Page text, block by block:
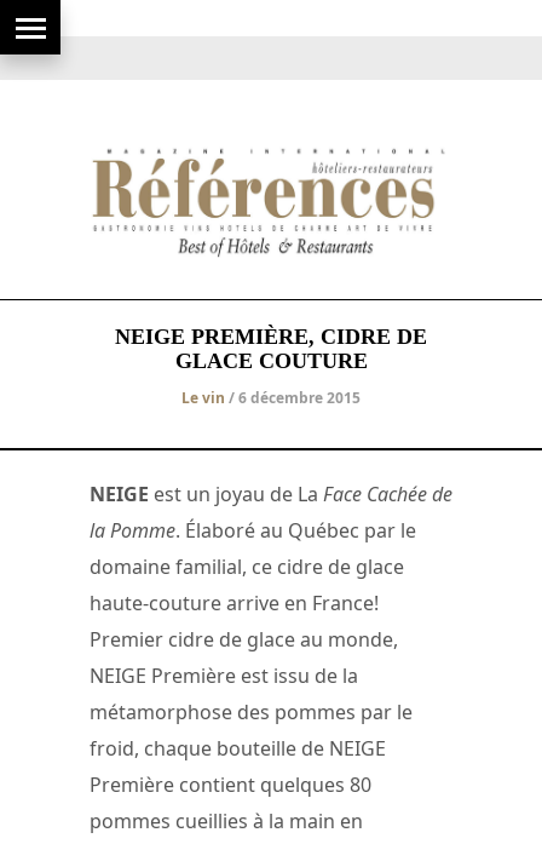
NEIGE PREMIÈRE, CIDRE DE
GLACE COUTURE
Le vin / 6 décembre 2015
NEIGE est un joyau de La Face Cachée de
la Pomme. Élaboré au Québec par le
domaine familial, ce cidre de glace
haute-couture arrive en France!
Premier cidre de glace au monde,
NEIGE Première est issu de la
métamorphose des pommes par le
froid, chaque bouteille de NEIGE
Première contient quelques 80
pommes cueillies à la main en